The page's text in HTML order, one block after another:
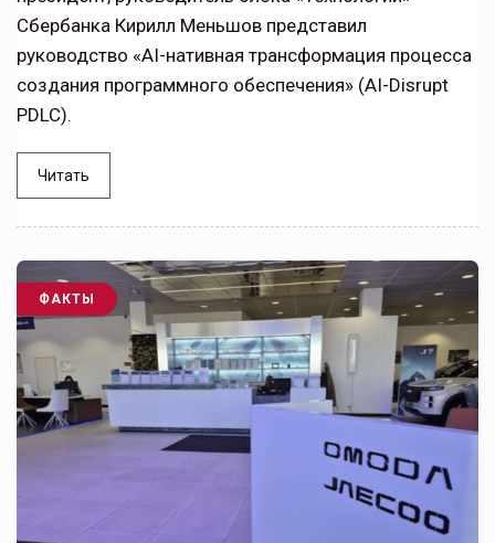
Сбербанка Кирилл Меньшов представил
руководство «AI-нативная трансформация процесса
создания программного обеспечения» (AI-Disrupt
PDLC).
Читать
ФАКТЫ